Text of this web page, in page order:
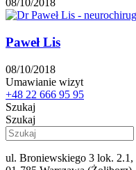
08/10/2018
Paweł Lis
08/10/2018
Umawianie wizyt
+48 22 666 95 95
Szukaj
Szukaj
ul. Broniewskiego 3 lok. 2.1,